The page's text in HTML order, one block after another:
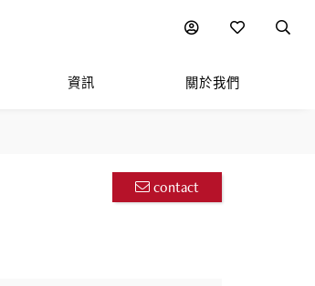
資訊 關於我們
常見問題
contact